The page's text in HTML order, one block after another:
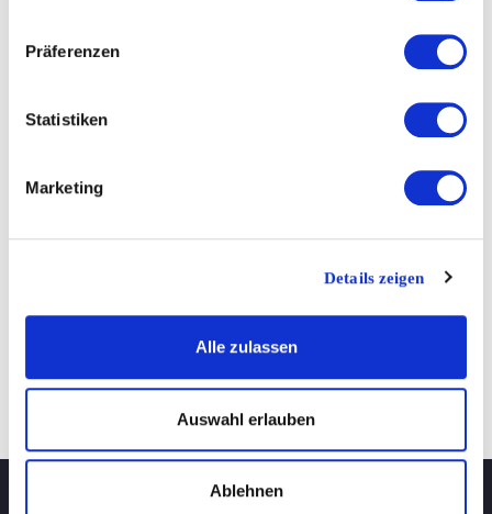
Präferenzen
Statistiken
Marketing
Details zeigen
Alle zulassen
Auswahl erlauben
Ablehnen
Warum du bei einer Haushaltsauflösung nicht einfach alles
Warum du vor dem Umzug unbedingt entrümpeln solltest